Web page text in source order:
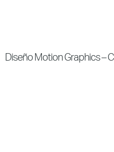
Diseño Motion Graphics –